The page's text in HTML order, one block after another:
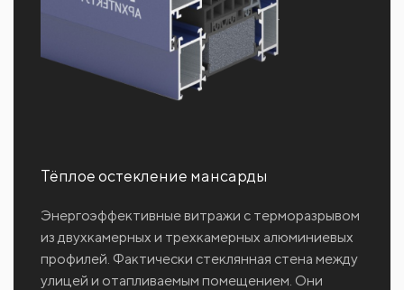
Тёплое остекление мансарды
Энергоэффективные витражи с терморазрывом
из двухкамерных и трехкамерных алюминиевых
профилей. Фактически стеклянная стена между
улицей и отапливаемым помещением. Они